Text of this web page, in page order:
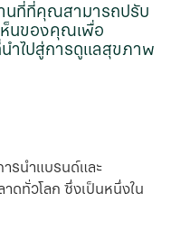
นที่ที่คุณสามารถปรับ
ห็นของคุณเพื่อ
าไปสู่การดูแลสุขภาพ
ารนําแบรนด์และ
ทั่วโลก ซึ่งเป็นหนึ่งใน